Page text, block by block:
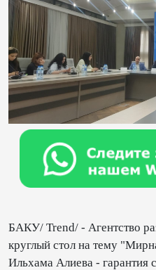
БАКУ/ Trend/ - Агентство
круглый стол на тему
Ильхама Алиева - гарантия